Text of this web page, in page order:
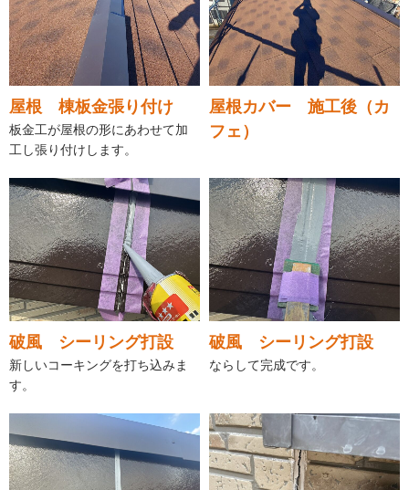
屋根 棟板金張り付け
板金工が屋根の形にあわせて加
工し張り付けします。
屋根カバー 施工後（カ
フェ）
破風 シーリング打設
新しいコーキングを打ち込みま
す。
破風 シーリング打設
ならして完成です。